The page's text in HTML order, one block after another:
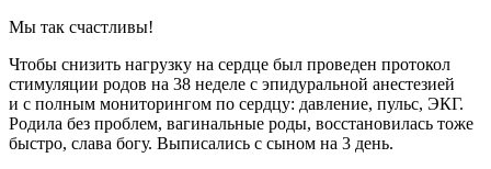
Мы так счастливы!
Чтобы снизить нагрузку на сердце был проведен протокол
стимуляции родов на 38 неделе с эпидуральной анестезией
и с полным мониторингом по сердцу: давление, пульс, ЭКГ.
Родила без проблем, вагинальные роды, восстановилась тоже
быстро, слава богу. Выписались с сыном на 3 день.